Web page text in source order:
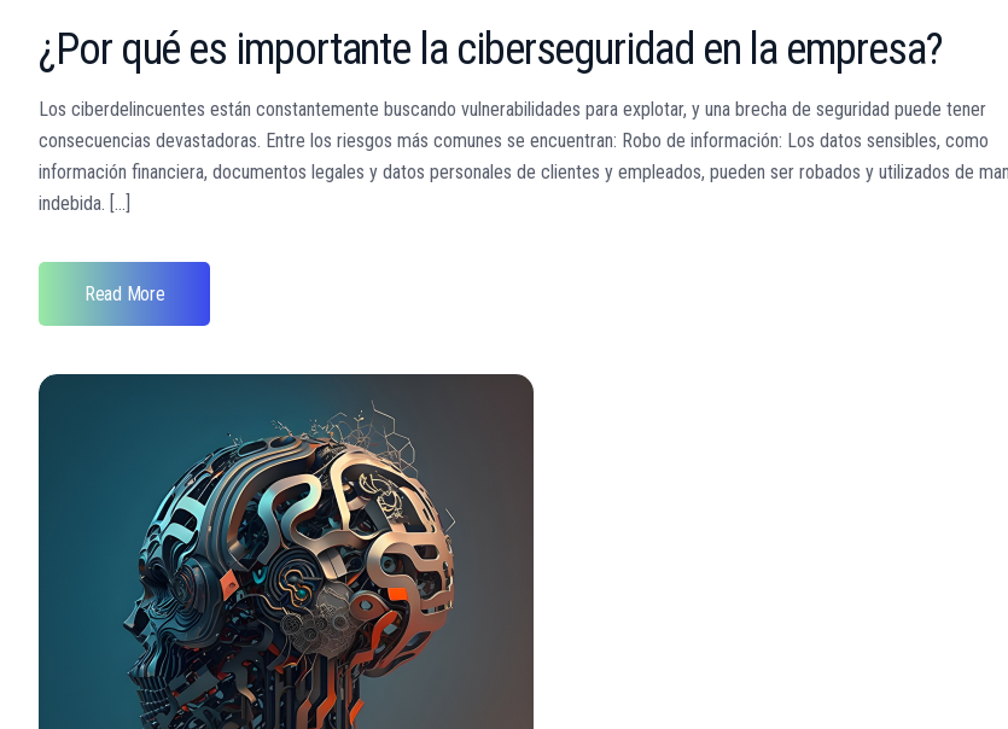
¿Por qué es importante la ciberseguridad en la empresa?
Los ciberdelincuentes están constantemente buscando vulnerabilidades para explotar, y una brecha de seguridad puede tener
consecuencias devastadoras. Entre los riesgos más comunes se encuentran: Robo de información: Los datos sensibles, como
información financiera, documentos legales y datos personales de clientes y empleados, pueden ser robados y utilizados de
indebida. [...]
Read More